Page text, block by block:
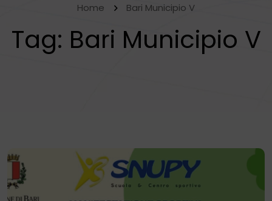
Home Bari Municipio V
Tag: Bari Municipio V